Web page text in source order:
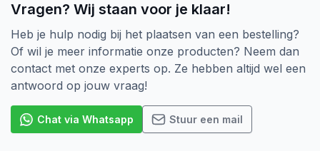
Vragen? Wij staan voor je klaar!
Heb je hulp nodig bij het plaatsen van een bestelling?
Of wil je meer informatie onze producten? Neem dan
contact met onze experts op. Ze hebben altijd wel een
antwoord op jouw vraag!
Chat via Whatsapp Stuur een mail